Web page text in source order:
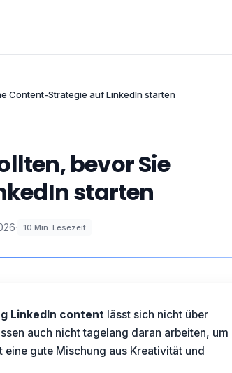
Content-Strategie auf LinkedIn starten
bevor Sie
starten
· 10 Min. Lesezeit
LinkedIn contentlässt sich nicht über
auch nicht tagelang daran arbeiten, um
gute Mischung aus Kreativität und